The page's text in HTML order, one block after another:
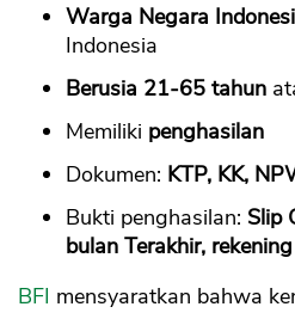
Warga Negara
Indonesia
Berusia 21-65 tahun
Memiliki penghasilan
Dokumen: KTP, KK,
Bukti penghasilan: Slip
bulan Terakhir,
BFI mensyaratkan bahwa